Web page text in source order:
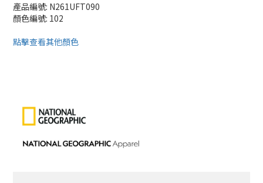
產品編號: N261UFT090
顏色編號: 102
點擊查看其他顏色